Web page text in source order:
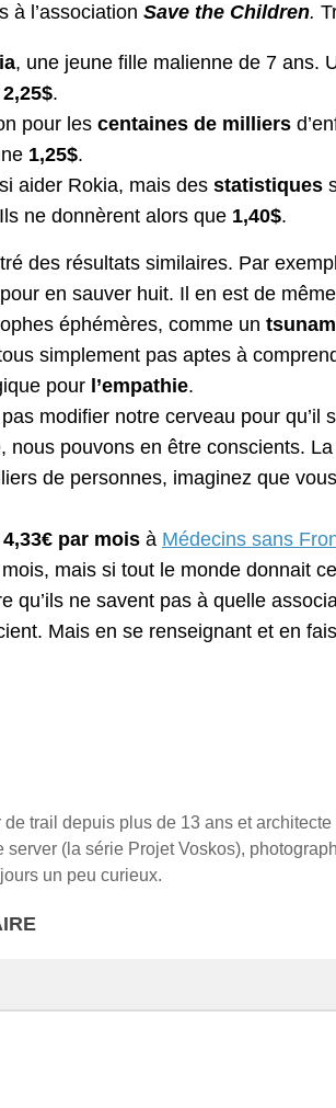
à l’association Save the Children.
, une jeune fille malienne de 7 ans.
2,25$.
pour les centaines de milliers
1,25$.
aider Rokia, mais des statistiques
ne donnèrent alors que 1,40$.
des résultats similaires. Par
en sauver huit. Il en est de
éphémères, comme un
simplement pas aptes à
pour l’empathie.
modifier notre cerveau pour qu’il
nous pouvons en être conscients.
de personnes, imaginez que
4,33€ par mois à Médecins sans
mais si tout le monde donnait
qu’ils ne savent pas à quelle
Mais en se renseignant et en
trail depuis plus de 13 ans et
server (la série Projet Voskos),
un peu curieux.